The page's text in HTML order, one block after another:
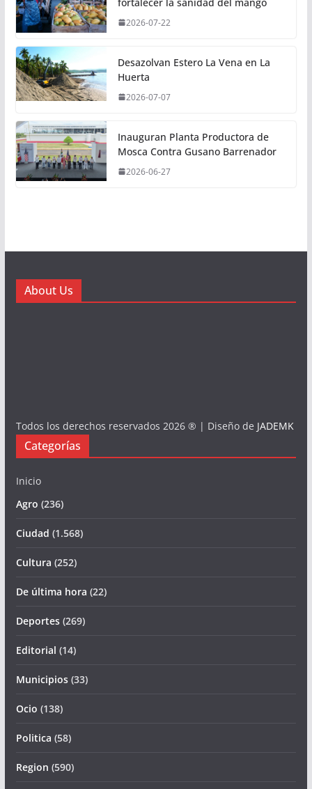
2026-07-22
Desazolvan Estero La Vena en La
Huerta
2026-07-07
Inauguran Planta Productora de
Mosca Contra Gusano Barrenador
2026-06-27
About Us
Todos los derechos reservados 2026 ® | Diseño de JADEMK
Categorías
Inicio
Agro (236)
Ciudad (1.568)
Cultura (252)
De última hora (22)
Deportes(269)
Editorial (14)
Municipios(33)
Ocio (138)
Politica (58)
Region (590)